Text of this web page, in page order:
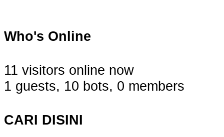
Who's Online
11 visitors online now
1 guests, 10 bots, 0 members
CARI DISINI